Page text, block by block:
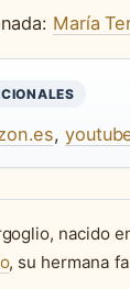
María
,
nacido
, su hermana